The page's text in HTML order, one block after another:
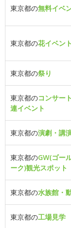
東京都の無料イベ
東京都の花イベント
東京都の祭り
東京都のコンサー
連イベント
東京都の演劇・講
東京都のGW(ゴー
ーク)観光スポット
東京都の水族館・
東京都の工場見学